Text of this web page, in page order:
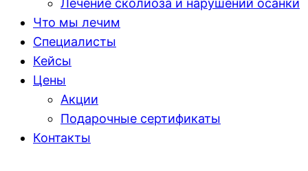
Лечение сколиоза и нарушений осанки
Что мы лечим
Специалисты
Кейсы
Цены
Акции
Подарочные сертификаты
Контакты